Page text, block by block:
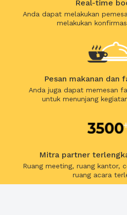
Real-time
Anda dapat melakukan
melakukan
Pesan makanan dan
Anda juga dapat memesan
untuk menunjang
Mitra partner
Ruang meeting, ruang kantor,
ruang acara